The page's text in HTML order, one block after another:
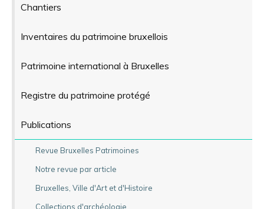
Chantiers
Inventaires du patrimoine bruxellois
Patrimoine international à Bruxelles
Registre du patrimoine protégé
Publications
Revue Bruxelles Patrimoines
Notre revue par article
Bruxelles, Ville d'Art et d'Histoire
Collections d'archéologie